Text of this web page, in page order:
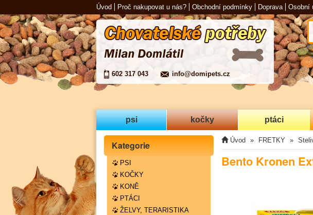
Úvod Proč nakupovat u nás? Obchodní podmínky Doprava Osobní
602 317 043 info@domipets.cz
psi kočky ptáci
Kategorie
PSI
KOČKY
KONĚ
PTÁCI
ŽELVY, TERARISTIKA
Úvod FRETKY
Bento Kronen